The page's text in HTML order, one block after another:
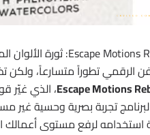
الرقمي تطوراً متسارعاً، ولكن
Escape Motions، الذي غيّر
البرنامج تجربة بصرية
استخدامه لرفع مستوى أعمالك